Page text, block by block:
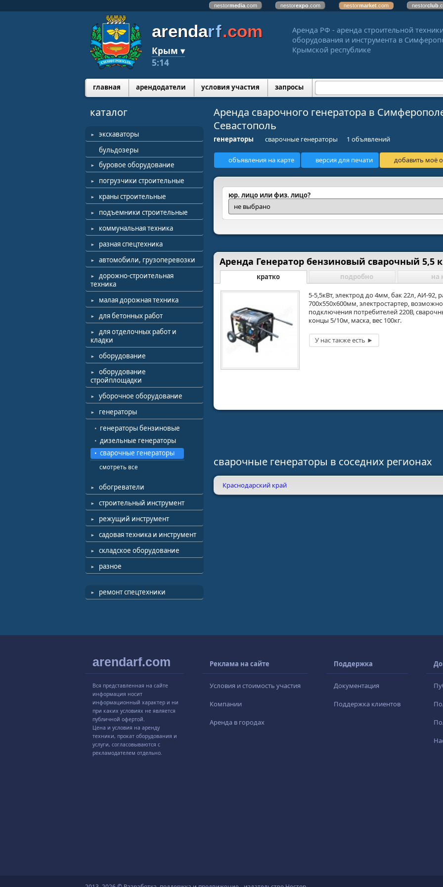
nestormedia .com nestorexpo .com nestormarket .com nestorclub
arendarf.com
Крым ▾
5:14
Аренда РФ - аренда строительной
оборудования и инструмента в
Крымской республике
главная арендодатели условия участия запросы
каталог
экскаваторы
бульдозеры
буровое оборудование
погрузчики строительные
краны строительные
подъемники строительные
коммунальная техника
разная спецтехника
автомобили, грузоперевозки
дорожно-строительная
техника
малая дорожная техника
для бетонных работ
для отделочных работ и
кладки
оборудование
оборудование
стройплощадки
уборочное оборудование
генераторы
генераторы бензиновые
дизельные генераторы
сварочные генераторы
смотреть все
обогреватели
строительный инструмент
режущий инструмент
садовая техника и инструмент
складское оборудование
разное
ремонт спецтехники
Аренда сварочного генератора в
Севастополь
генераторы сварочные генераторы 1 объявлений
объявления на карте версия для печати добавить моё
юр. лицо или физ. лицо?
Аренда Генератор бензиновый сварочный 5,5
кратко подробно на
5-5,5кВт, электрод до 4мм, бак 22л, АИ-92,
700х550х600мм, электростартер,
подключения потребителей 220В,
концы 5/10м, маска, вес 100кг.
сварочные генераторы в соседних регионах
Краснодарский край
arendarf.com
Вся представленная на сайте
информация носит
информационный характер и ни
при каких условиях не является
публичной офертой.
Цена и условия на аренду
техники, прокат оборудования и
услуги, согласовываются с
рекламодателем отдельно.
Реклама на сайте
Условия и стоимость участия
Компании
Аренда в городах
Поддержка
Документация
Поддержка клиентов